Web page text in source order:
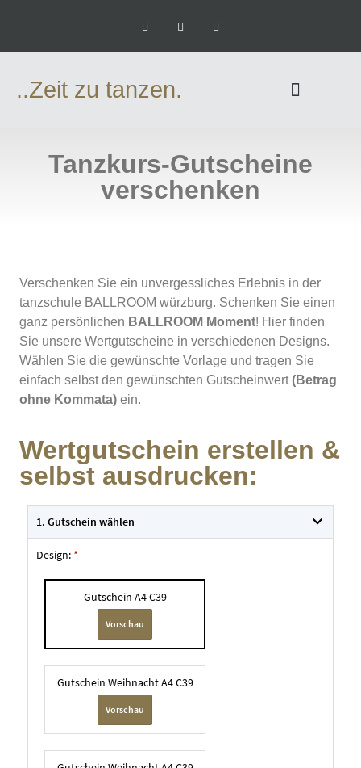
..Zeit zu tanzen.
Tanzkurs-Gutscheine
verschenken
Verschenken Sie ein unvergessliches Erlebnis in der
tanzschule BALLROOM würzburg. Schenken Sie einen
ganz persönlichen BALLROOM Moment! Hier finden
Sie unsere Wertgutscheine in verschiedenen Designs.
Wählen Sie die gewünschte Vorlage und tragen Sie
einfach selbst den gewünschten Gutscheinwert(Betrag
ohne Kommata) ein.
Wertgutschein erstellen &
selbst ausdrucken: